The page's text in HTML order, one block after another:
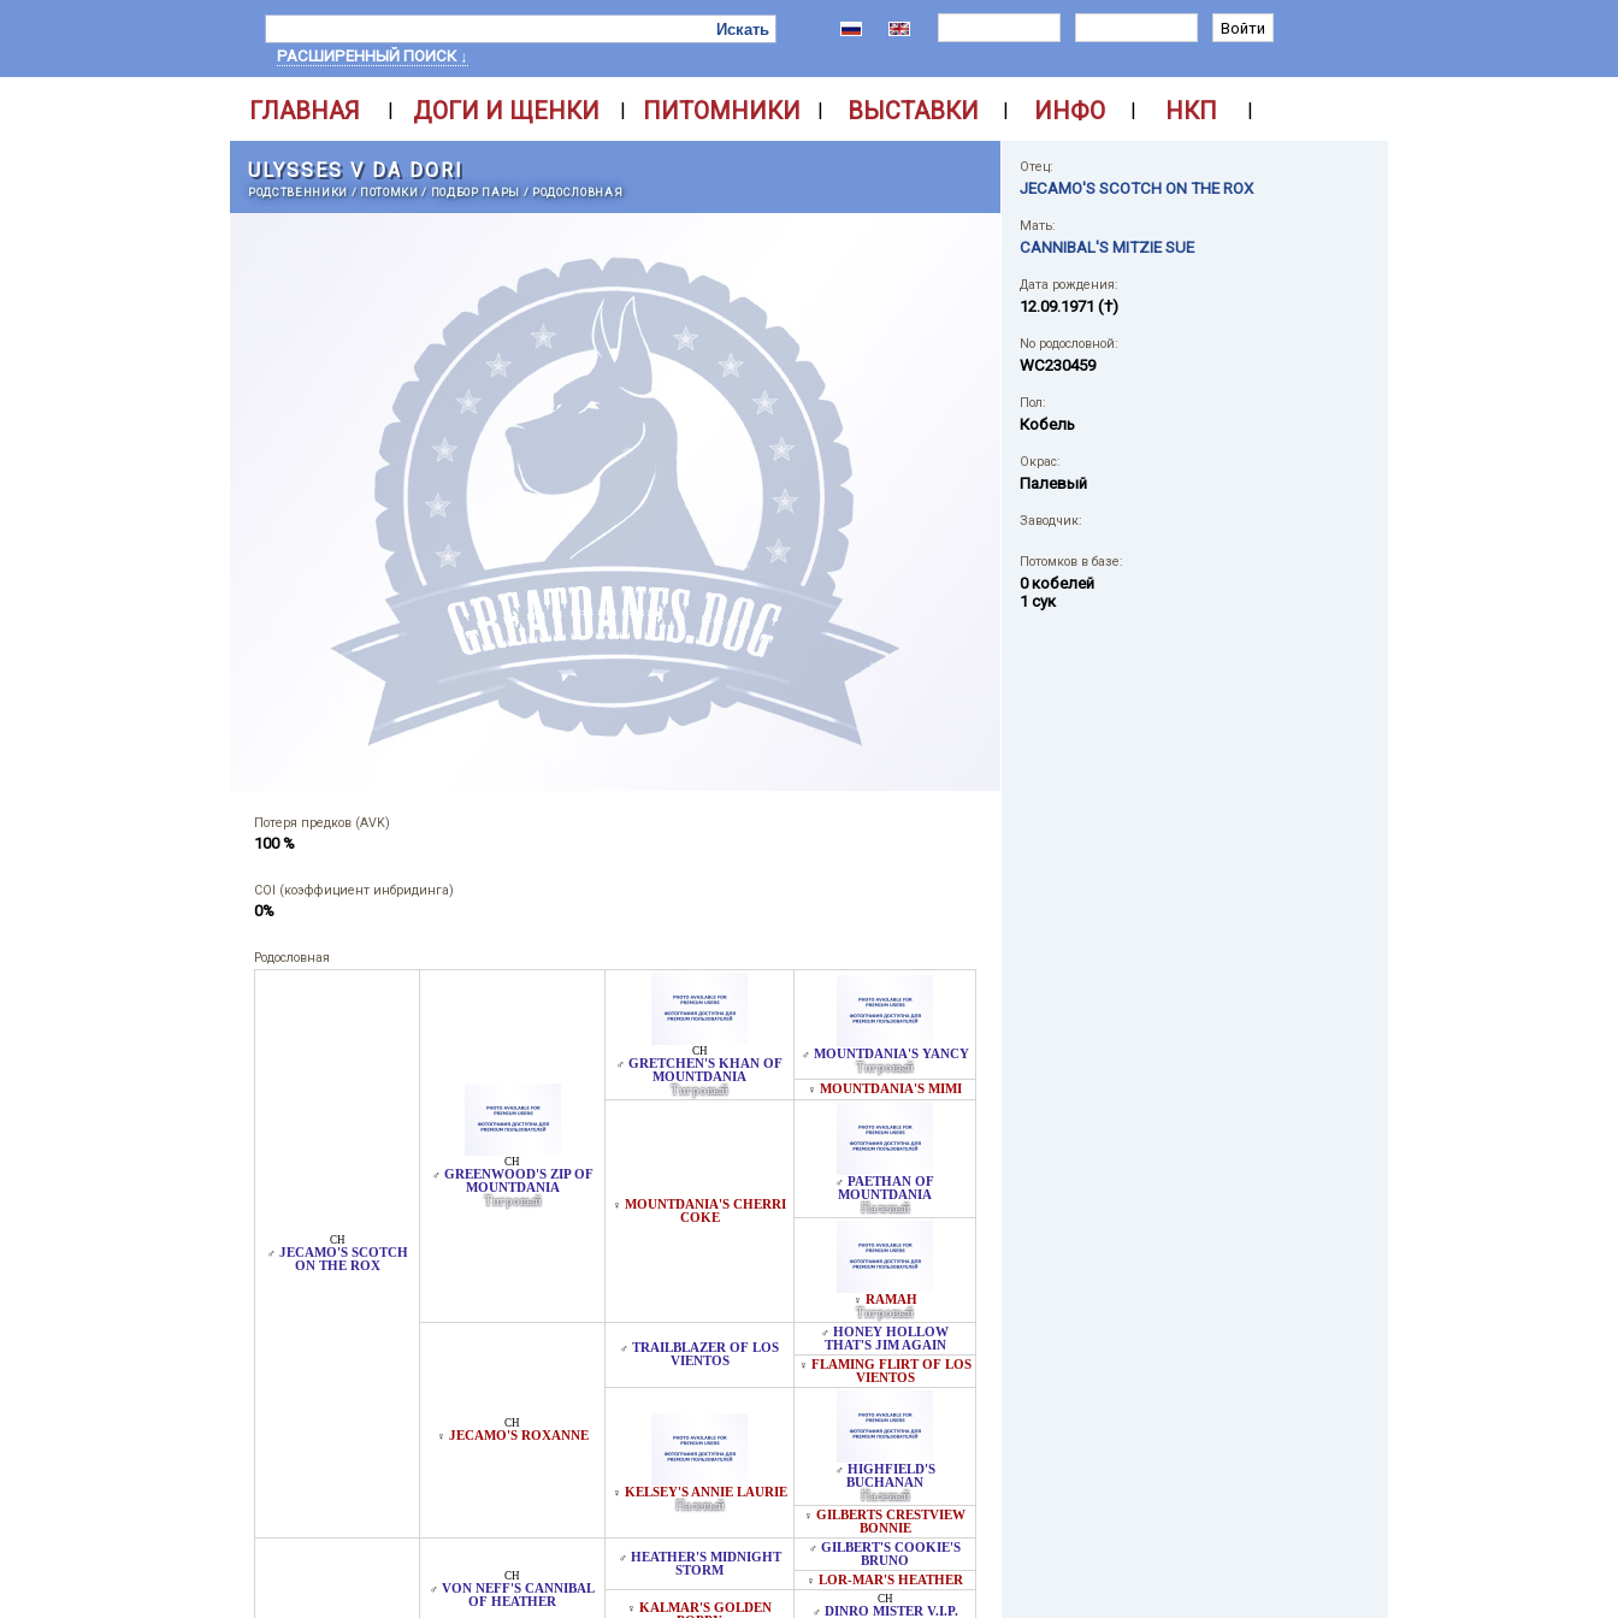
РАСШИРЕННЫЙ ПОИСК ↓
ГЛАВНАЯ | ДОГИ И ЩЕНКИ | ПИТОМНИКИ | ВЫСТАВКИ | ИНФО | НКП |
ULYSSES V DA DORI
РОДСТВЕННИКИ / ПОТОМКИ/ ПОДБОР ПАРЫ / РОДОСЛОВНАЯ
Потеря предков (AVK)
100 %
COI (коэффициент инбридинга)
0%
Родословная
CH
♂ JECAMO'S SCOTCH
ON THE ROX
CH
♂ GREENWOOD'S ZIP OF
MOUNTDANIA
Тигровый
CH
♂ GRETCHEN'S KHAN OF
MOUNTDANIA
Тигровый
♂ MOUNTDANIA'S YANCY
Тигровый
♀ MOUNTDANIA'S MIMI
♀ MOUNTDANIA'S CHERRI
COKE
♂ PAETHAN OF
MOUNTDANIA
Палевый
♀ RAMAH
Тигровый
CH
♀ JECAMO'S ROXANNE
♂ TRAILBLAZER OF LOS
VIENTOS
♂ HONEY HOLLOW
THAT'S JIM AGAIN
♀ FLAMING FLIRT OF LOS
VIENTOS
♀ KELSEY'S ANNIE LAURIE
Палевый
♂ HIGHFIELD'S
BUCHANAN
Палевый
♀ GILBERTS CRESTVIEW
BONNIE
CH
♂ VON NEFF'S CANNIBAL
OF HEATHER
♂ HEATHER'S MIDNIGHT
STORM
♂ GILBERT'S COOKIE'S
BRUNO
♀ LOR-MAR'S HEATHER
♀ KALMAR'S GOLDEN
CH
♂ DINRO MISTER V.I.P.
Отец:
JECAMO'S SCOTCH ON THE ROX
Мать:
CANNIBAL'S MITZIE SUE
Дата рождения:
12.09.1971 (†)
No родословной:
WC230459
Пол:
Кобель
Окрас:
Палевый
Заводчик:
Потомков в базе:
0 кобелей
1 сук